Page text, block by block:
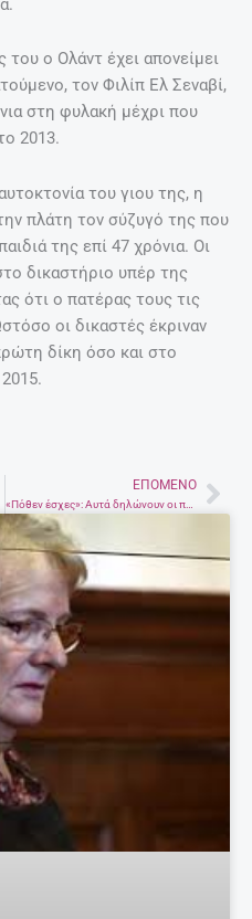
του ο Ολάντ έχει απονείμει
τον Φιλίπ Ελ Σεναβί,
στη φυλακή μέχρι που
2013.
του γιου της, η
πλάτη τον σύζυγό της που
της επί 47 χρόνια. Οι
δικαστήριο υπέρ της
ότι ο πατέρας τους τις
οι δικαστές έκριναν
δίκη όσο και στο
ΕΠΌΜΕΝΟ
«Πόθεν έσχες»: Αυτά δηλώνουν οι πολιτικοί αρχηγοί